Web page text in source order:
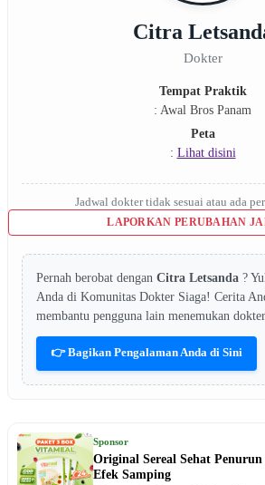
Citra
Dokter
Tempat Praktik
: Awal Bros Panam
Peta
: Lihat disini
Jadwal dokter tidak sesuai atau ada
LAPORKAN PERUBAHAN
Pernah berobat dengan Citra Letsanda ?
Anda di Komunitas Dokter Siaga! Cerita
membantu pengguna lain menemukan
👉 Bagikan Pengalaman Anda di Sini
Sponsor
Original Sereal Sehat
Efek Samping